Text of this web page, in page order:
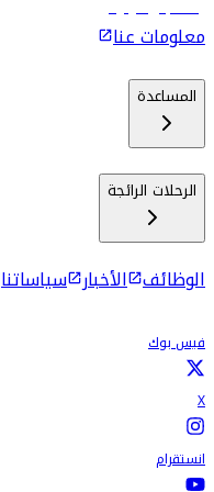
رحلات إلى كولومبو
معلومات عنا
المساعدة
الرحلات الرائجة
الوظائف الأخبار سياساتنا
فيس بوك
X
انستقرام